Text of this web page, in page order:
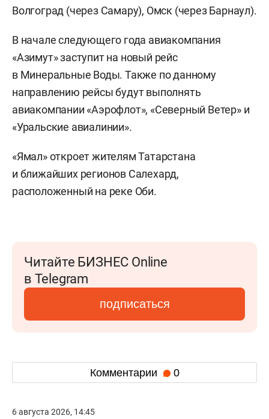
Волгоград (через Самару), Омск (через Барнаул).
В начале следующего года авиакомпания
«Азимут» заступит на новый рейс
в Минеральные Воды. Также по данному
направлению рейсы будут выполнять
авиакомпании «Аэрофлот», «Северный Ветер» и
«Уральские авиалинии».
«Ямал» откроет жителям Татарстана
и ближайших регионов Салехард,
расположенный на реке Оби.
Читайте БИЗНЕС Online
в Telegram
подписаться
Комментарии 0
6 августа 2026, 14:45